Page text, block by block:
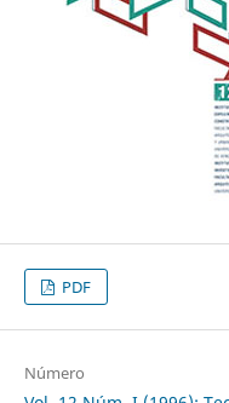
PDF
Número